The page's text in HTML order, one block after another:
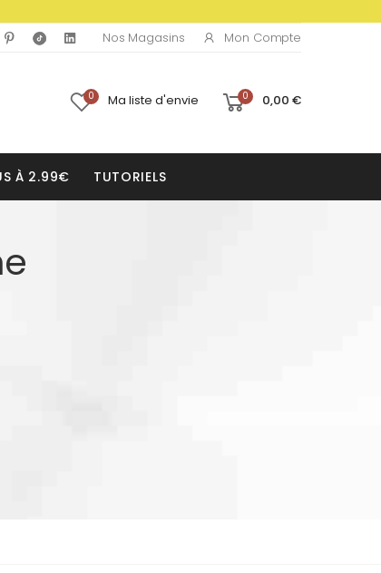
Nos Magasins Mon Compte
0 Ma liste d'envie 0 0,00 €
À 2.99€ TUTORIELS